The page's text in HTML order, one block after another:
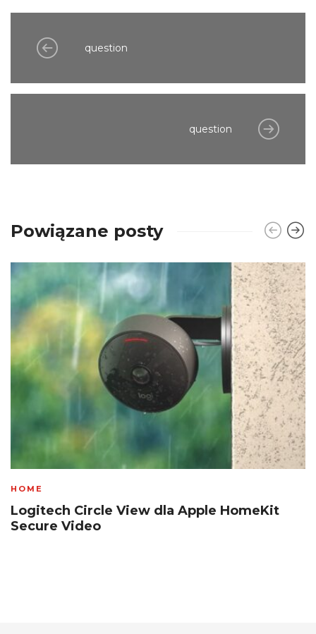
question
question
Powiązane posty
HOME
Logitech Circle View dla Apple HomeKit
Secure Video